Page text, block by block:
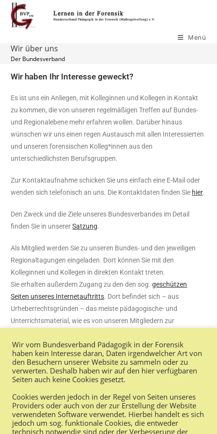
Menü
Wir über uns
Der Bundesverband
Wir haben Ihr Interesse geweckt?
Es ist uns ein Anliegen, mit Kolleginnen und Kollegen in Kontakt
zu kommen, die von unseren regelmäßigen Treffen auf Bundes-
und Regionalebene mehr erfahren wollen. Darüber hinaus
wünschen wir uns einen regen Austausch mit allen Interessierten
und unseren forensischen Kolleg*innen aus den
unterschiedlichsten Berufsgruppen.
Zur Kontaktaufnahme schicken Sie uns einfach eine E-Mail oder
wenden sich telefonisch an uns. Die Kontaktdaten finden Sie hier.
Den Zweck und die Ziele unseres Bundesverbandes im Detail
finden Sie in unsererSatzung.
Als Mitglied werden Sie zu unseren Bundes- und den jeweiligen
Regionaltagungen eingeladen. Dort können Sie mit den
Kolleginnen und Kollegen in direkten Kontakt treten.
Sie erhalten außerdem Zugang zu den den sog.geschützen
Seiten unseres Internetauftritts. Dort befindet sich – aus
Urheberrechtsgründen – das meiste pädagogische- und
Unterrichtsmaterial, wie es von unseren Mitgliedern zur
Mitglieder.
Wenn Sie Mitglied werden wollen, klicken Sie bittehier!
noch etwas zur Vergangenheit unseres Verbandes.
Wir vom Bundesverband Pädagogik in der Forensik
haben kein Interesse daran, Daten irgendwelcher Art von
den Besuchern unserer Website zu sammeln oder zu
verwerten. Deshalb haben wir auf den hier verfügbaren
Seiten auch keine Cookies gesetzt.
Cookies werden jedoch in der Regel von Seiten unseres
Providers oder auch von der zur Erstellung der Website
verwendeten Software verwendet. Hierbei handelt es sich
jedoch um sog. funktionale Cookies, die entweder
technisch notwendig sind oder der Verbesserung der